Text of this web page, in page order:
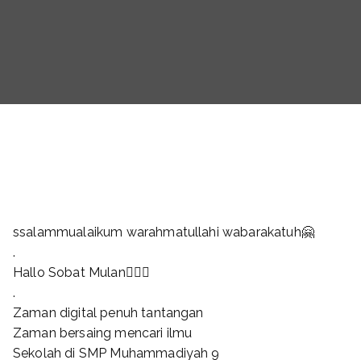
ssalammualaikum warahmatullahi wabarakatuh🤗
.
Hallo Sobat Mulan🙋🏻‍♂️
.
Zaman digital penuh tantangan
Zaman bersaing mencari ilmu
Sekolah di SMP Muhammadiyah 9